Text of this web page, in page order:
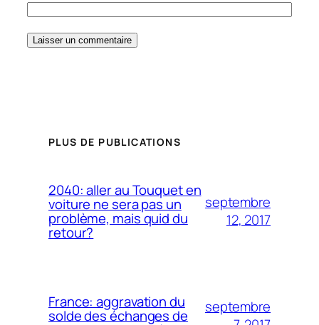
PLUS DE PUBLICATIONS
2040: aller au Touquet en
voiture ne sera pas un
problème, mais quid du
retour?
septembre
12, 2017
France: aggravation du
solde des échanges de
septembre